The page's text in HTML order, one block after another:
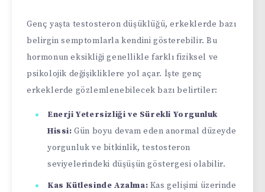
Genç yaşta testosteron düşüklüğü, erkeklerde bazı
belirgin semptomlarla kendini gösterebilir. Bu
hormonun eksikliği genellikle farklı fiziksel ve
psikolojik değişikliklere yol açar. İşte genç
erkeklerde gözlemlenebilecek bazı belirtiler:
Enerji Yetersizliği ve Sürekli Yorgunluk
Hissi: Gün boyu devam eden anormal düzeyde
yorgunluk ve bitkinlik, testosteron
seviyelerindeki düşüşün göstergesi olabilir.
Kas Kütlesinde Azalma: Kas gelişimi üzerinde